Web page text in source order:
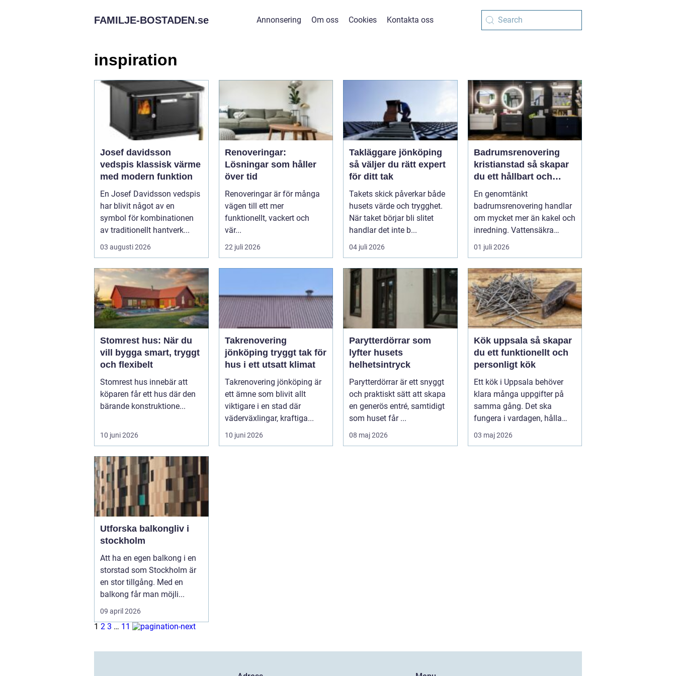
FAMILJE-BOSTADEN.se Annonsering Om oss Cookies Kontakta oss
inspiration
Josef davidsson
vedspis klassisk värme
med modern funktion
En Josef Davidsson vedspis
har blivit något av en
symbol för kombinationen
av traditionellt hantverk...
03 augusti 2026
Renoveringar:
Lösningar som håller
över tid
Renoveringar är för många
vägen till ett mer
funktionellt, vackert och
vär...
22 juli 2026
Takläggare jönköping
så väljer du rätt expert
för ditt tak
Takets skick påverkar både
husets värde och trygghet.
När taket börjar bli slitet
handlar det inte b...
04 juli 2026
Badrumsrenovering
kristianstad så skapar
du ett hållbart och
funktionellt badrum
En genomtänkt
badrumsrenovering handlar
om mycket mer än kakel och
inredning. Vattensäkra
lösningar,...
01 juli 2026
Stomrest hus: När du
vill bygga smart, tryggt
och flexibelt
Stomrest hus innebär att
köparen får ett hus där den
bärande konstruktione...
10 juni 2026
Takrenovering
jönköping tryggt tak för
hus i ett utsatt klimat
Takrenovering jönköping är
ett ämne som blivit allt
viktigare i en stad där
väderväxlingar, kraftiga...
10 juni 2026
Parytterdörrar som
lyfter husets
helhetsintryck
Parytterdörrar är ett snyggt
och praktiskt sätt att skapa
en generös entré, samtidigt
som huset får ...
08 maj 2026
Kök uppsala så skapar
du ett funktionellt och
personligt kök
Ett kök i Uppsala behöver
klara många uppgifter på
samma gång. Det ska
fungera i vardagen, hålla
för...
03 maj 2026
Utforska balkongliv i
stockholm
Att ha en egen balkong i en
storstad som Stockholm är
en stor tillgång. Med en
balkong får man möjli...
09 april 2026
1 2 3 … 11